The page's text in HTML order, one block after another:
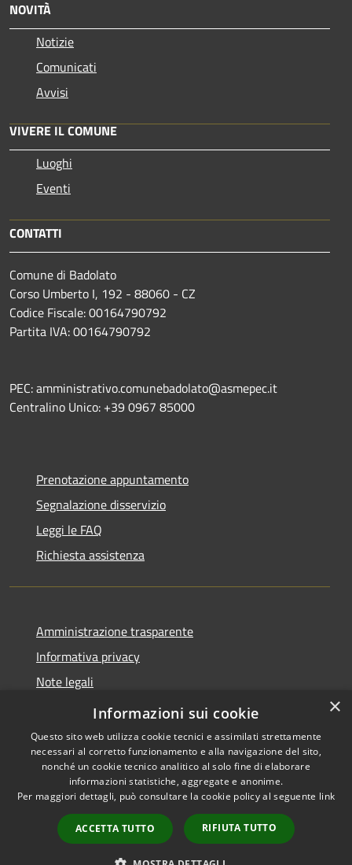
NOVITÀ
Notizie
Comunicati
Avvisi
VIVERE IL COMUNE
Luoghi
Eventi
CONTATTI
Comune di Badolato
Corso Umberto I, 192 - 88060 - CZ
Codice Fiscale: 00164790792
Partita IVA: 00164790792
PEC: amministrativo.comunebadolato@asmepec.it
Centralino Unico: +39 0967 85000
Prenotazione appuntamento
Segnalazione disservizio
Leggi le FAQ
Richiesta assistenza
Amministrazione trasparente
Informativa privacy
Note legali
Dichiarazione di accessibilità
Accessibilità
Copyright © 2026 • Comune di
Badolato • Powered by
Municipium•
Accesso
redazione
×
Informazioni sui cookie
Questo sito web utilizza cookie tecnici e assimilati strettamente
necessari al corretto funzionamento e alla navigazione del sito,
nonché un cookie tecnico analitico al solo fine di elaborare
informazioni statistiche, aggregate e anonime.
Per maggiori dettagli, può consultare la cookie policy al seguente link
ACCETTA TUTTO RIFIUTA TUTTO